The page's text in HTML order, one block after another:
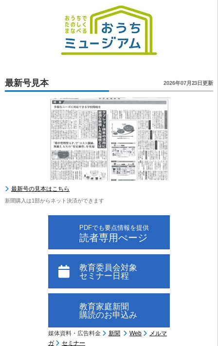
最新号見本 2026年07月23日更新
最新号の見本はこちら
新聞購入は1部からネット決済ができます
PDFでも要点情報を提供
読者専用ぺージ
教育委員会対象
セミナー日程
教育家庭新聞
購読のお申込み
媒体資料・広告料金 新聞 Web
メルマ
ガ
セミナー